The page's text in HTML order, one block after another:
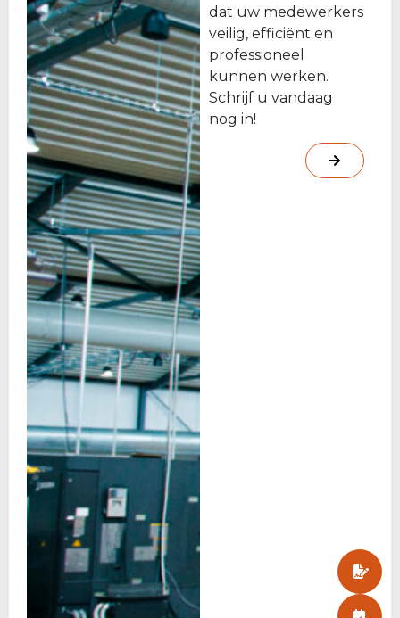
dat uw medewerkers
veilig, efficiënt en
professioneel
kunnen werken.
Schrijf u vandaag
nog in!